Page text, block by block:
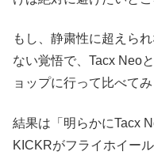
もし、静粛性に超えら
ない覚悟で、Tacx Neo
ョップに行って比べてみ
結果は「明らかにTacx
KICKRがフライホイー